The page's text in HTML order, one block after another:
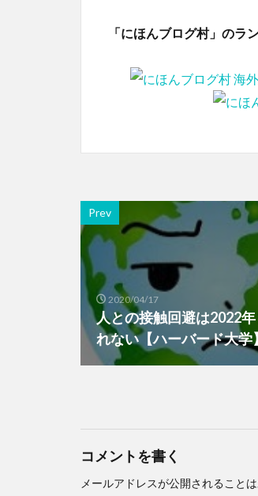
「にほんブログ村」のラ
Prev
2020/04/17
人との接触回避は2022
れない【ハーバード大学】
コメントを書く
メールアドレスが公開されることは